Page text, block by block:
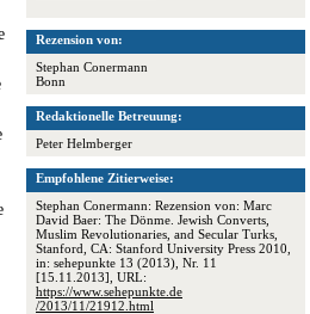
Rezension von:
Stephan Conermann
Bonn
Redaktionelle Betreuung:
Peter Helmberger
Empfohlene Zitierweise:
Stephan Conermann: Rezension von: Marc
David Baer: The Dönme. Jewish Converts,
Muslim Revolutionaries, and Secular Turks,
Stanford, CA: Stanford University Press 2010,
in: sehepunkte 13 (2013), Nr. 11
[15.11.2013], URL:
https://www.sehepunkte.de
/2013/11/21912.html